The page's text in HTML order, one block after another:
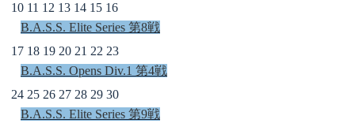
10 11 12 13 14 15 16
B.A.S.S. Elite Series 第8戦
17 18 19 20 21 22 23
B.A.S.S. Opens Div.1 第4戦
24 25 26 27 28 29 30
B.A.S.S. Elite Series 第9戦